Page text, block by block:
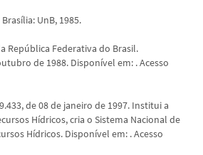
UnB, 1985.
República Federativa do Brasil.
de 1988. Disponível em: . Acesso
9.433, de 08 de janeiro de 1997. Institui a
Hídricos, cria o Sistema Nacional de
Hídricos. Disponível em: . Acesso